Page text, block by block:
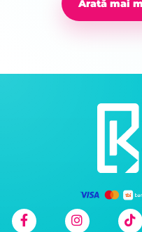
Arată mai